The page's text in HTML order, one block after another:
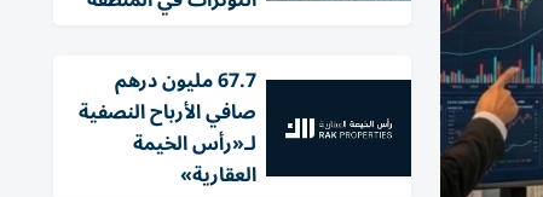
67.7 مليون درهم
صافي الأرباح النصفية
لـ«رأس الخيمة
العقارية»